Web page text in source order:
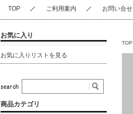
TOP ご利用案内 お問い合せ
TOP
お気に入り
お気に入りリストを見る
商品カテゴリ